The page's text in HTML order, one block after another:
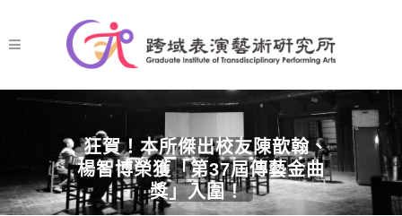
狂賀！本所傑出校友陳歆翰、
楊智博榮獲「第37屆傳藝金曲
獎」入圍！